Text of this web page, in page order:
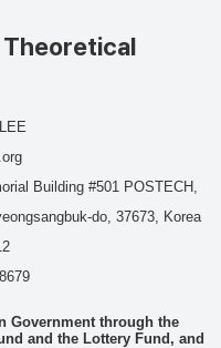
Building #501 POSTECH,
do, 37673, Korea
Government through the
and the Lottery Fund, and